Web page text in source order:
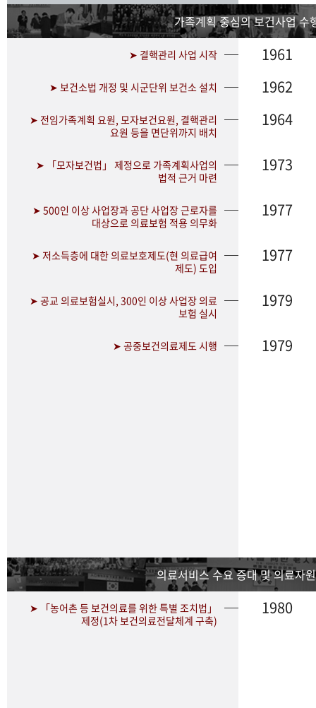
가족계획 중심의 보건사업 수
➤ 결핵관리 사업 시작 1961
➤ 보건소법 개정 및 시군단위 보건소 설치 1962
➤ 전임가족계획 요원, 모자보건요원, 결핵관리
요원 등을 면단위까지 배치
1964
➤ 「모자보건법」 제정으로 가족계획사업의
법적 근거 마련
1973
➤ 500인 이상 사업장과 공단 사업장 근로자를
대상으로 의료보험 적용 의무화
1977
➤ 저소득층에 대한 의료보호제도(현 의료급여
제도) 도입
1977
➤ 공교 의료보험실시, 300인 이상 사업장 의료
보험 실시
1979
➤ 공중보건의료제도 시행 1979
의료서비스 수요 증대 및 의료자
➤ 「농어촌 등 보건의료를 위한 특별 조치법」
제정(1차 보건의료전달체계 구축)
1980